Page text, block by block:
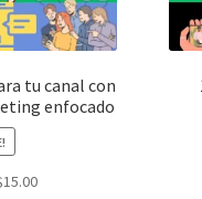
tu canal con
enfocado
15.00